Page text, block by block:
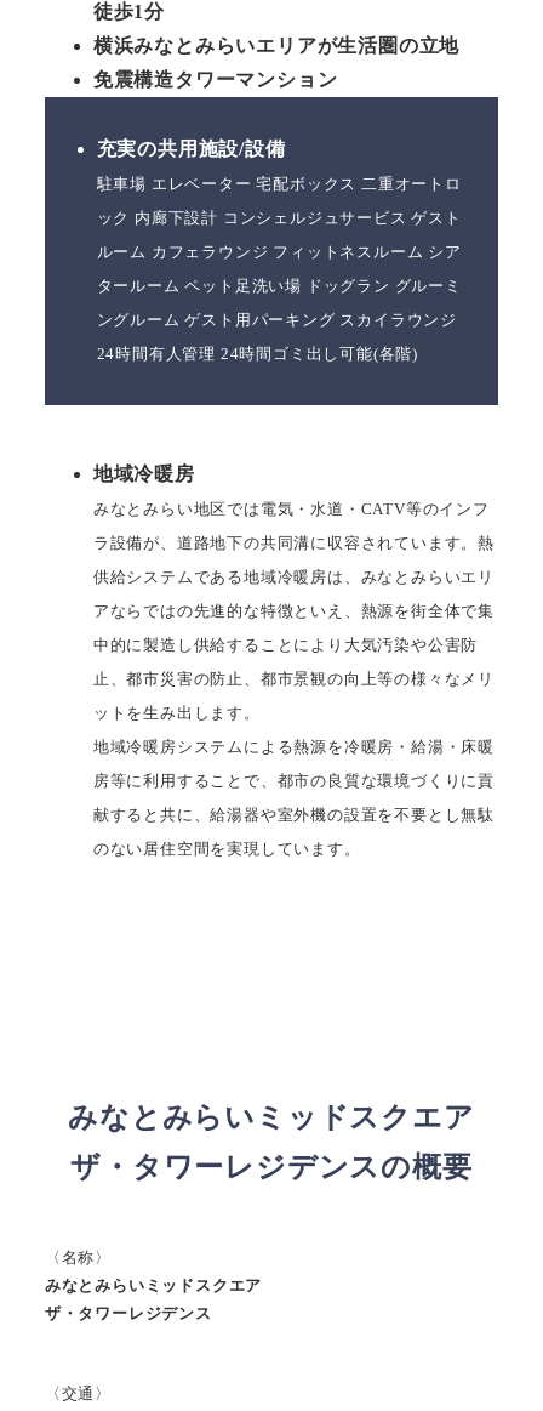
徒歩1分
横浜みなとみらいエリアが生活圏の立地
免震構造タワーマンション
充実の共用施設/設備
駐車場 エレベーター 宅配ボックス 二重オートロ
ック 内廊下設計 コンシェルジュサービス ゲスト
ルーム カフェラウンジ フィットネスルーム シア
タールーム ペット足洗い場 ドッグラン グルーミ
ングルーム ゲスト用パーキング スカイラウンジ
24時間有人管理 24時間ゴミ出し可能(各階)
地域冷暖房
みなとみらい地区では電気・水道・CATV等のインフ
ラ設備が、道路地下の共同溝に収容されています。熱
供給システムである地域冷暖房は、みなとみらいエリ
アならではの先進的な特徴といえ、熱源を街全体で集
中的に製造し供給することにより大気汚染や公害防
止、都市災害の防止、都市景観の向上等の様々なメリ
ットを生み出します。
地域冷暖房システムによる熱源を冷暖房・給湯・床暖
房等に利用することで、都市の良質な環境づくりに貢
献すると共に、給湯器や室外機の設置を不要とし無駄
のない居住空間を実現しています。
みなとみらいミッドスクエア
ザ・タワーレジデンスの概要
〈名称〉
みなとみらいミッドスクエア
ザ・タワーレジデンス
〈交通〉